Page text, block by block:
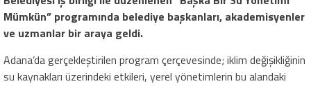
Mümkün” programında belediye başkanları, akademisyenler
ve uzmanlar bir araya geldi.
Adana’da gerçekleştirilen program çerçevesinde; iklim değişikliğinin
su kaynakları üzerindeki etkileri, yerel yönetimlerin bu alandaki